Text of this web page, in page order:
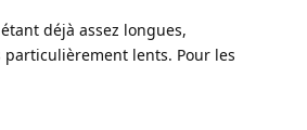
déjà assez longues,
particulièrement lents. Pour les